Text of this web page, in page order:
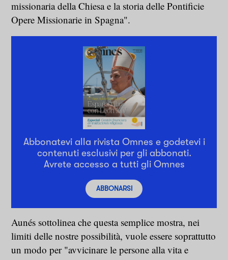
missionaria della Chiesa e la storia delle Pontificie
Opere Missionarie in Spagna".
Abbonatevi alla rivista Omnes e godetevi i
contenuti esclusivi per gli abbonati.
Avrete accesso a tutti gli Omnes
ABBONARSI
Aunés sottolinea che questa semplice mostra, nei
limiti delle nostre possibilità, vuole essere soprattutto
un modo per "avvicinare le persone alla vita e